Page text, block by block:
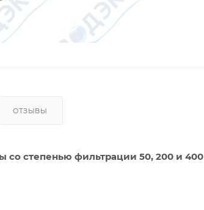
ОТЗЫВЫ
со cтепенью фильтрации 50, 200 и 400